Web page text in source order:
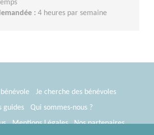
: 4 heures par semaine
Je cherche des bénévoles
guides
Qui sommes-nous ?
Mentions Légales Nos partenaires